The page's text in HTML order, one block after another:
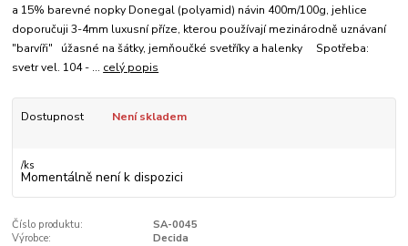
a 15% barevné nopky Donegal (polyamid) návin 400m/100g, jehlice
doporučuji 3-4mm luxusní příze, kterou používají mezinárodně uznávaní
"barvíři" úžasné na šátky, jemňoučké svetříky a halenky Spotřeba:
svetr vel. 104 - ... celý popis
Dostupnost Není skladem
/ks
Momentálně není k dispozici
Číslo produktu:
SA-0045
Výrobce:
Decida